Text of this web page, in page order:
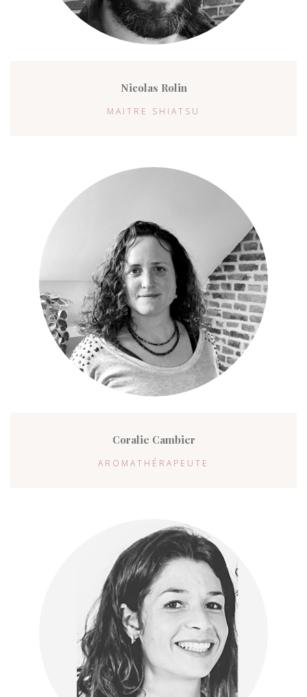
Nicolas Rolin
MAITRE SHIATSU
Coralie Cambier
AROMATHÉRAPEUTE